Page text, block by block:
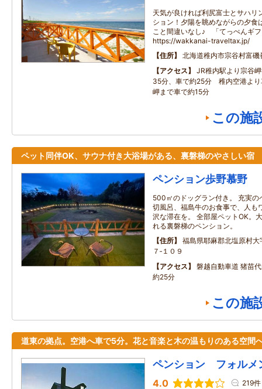
天気が良ければ利尻富士とサハリ
ション！夕陽を眺めながらの夕食
こと間違いなし♪ 「てっぺんギ
https://wakkanai-traveltax.jp/
住所
北海道稚内市宗谷村富磯
アクセス
JR稚内駅より宗谷
35分、車で約25分 稚内空港よ
岬まで車で約15分
この施
ペット同伴OK、サウナ付き大浴場がある、裏磐梯のやさしい宿
ペンション歩野慕野
500㎡のドッグラン付き。 充実の
切風呂、福島牛のお食事で、人も
沢な滞在を。 全部屋ペットOK。
れる裏磐梯のペンション。
住所
福島県耶麻郡北塩原村
７‐１０９
アクセス
磐越自動車道 猪苗
約25分
この施
道東の拠点。空港へ車で5分。花と音楽と木の温もりのある空間
ペンション フォルメ
4.0 219件